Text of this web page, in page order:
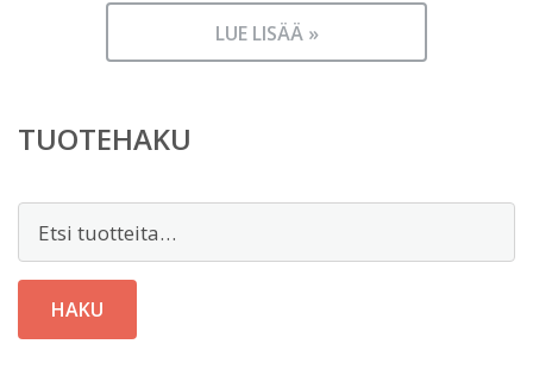
LUE LISÄÄ »
TUOTEHAKU
HAKU